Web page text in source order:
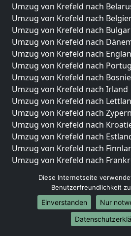
Umzug von Krefeld nach
Umzug von Krefeld nach
Umzug von Krefeld nach
Umzug von Krefeld nach
Umzug von Krefeld nach
Umzug von Krefeld nach
Umzug von Krefeld nach
Umzug von Krefeld nach Irland
Umzug von Krefeld nach
Umzug von Krefeld nach Zypern
Umzug von Krefeld nach
Umzug von Krefeld nach
Umzug von Krefeld nach
Umzug von Krefeld nach
Umzug von Krefeld nach Italien
Umzug von Krefeld nach
Umzug von Krefeld nach
Umzug von Krefeld nach
Diese Internetseite
Benutzerfreundlichkeit
Einverstanden
Nur